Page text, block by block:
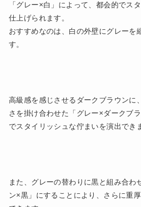
「グレー×白」によって、都会的でス
仕上げられます。
おすすめなのは、白の外壁にグレーを
す。
高級感を感じさせるダークブラウンに
さを掛け合わせた「グレー×ダークブ
でスタイリッシュな佇まいを演出でき
また、グレーの替わりに黒と組み合わ
ン×黒」にすることにより、さらに重